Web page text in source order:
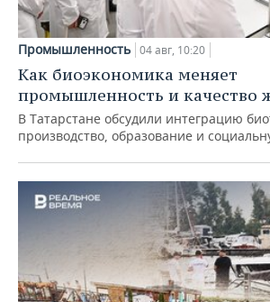
Промышленность 04 авг, 10:20
Как биоэкономика меняет
промышленность и качество
В Татарстане обсудили интеграцию
производство, образование и